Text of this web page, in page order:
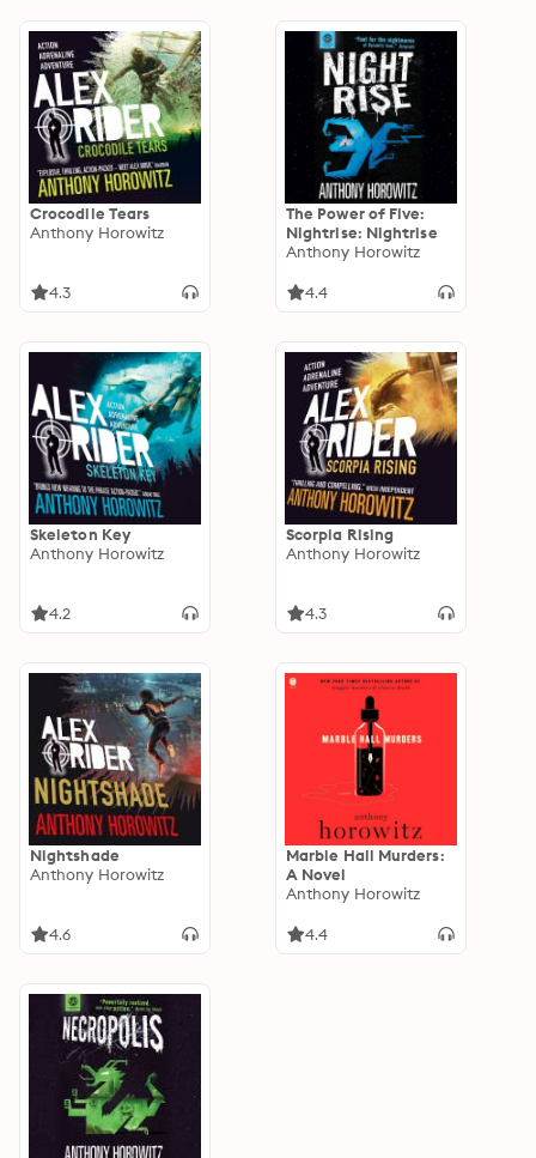
Crocodile Tears
Anthony Horowitz
4.3
The Power of Five:
Nightrise: Nightrise
Anthony Horowitz
4.4
Skeleton Key
Anthony Horowitz
4.2
Scorpia Rising
Anthony Horowitz
4.3
Nightshade
Anthony Horowitz
4.6
Marble Hall Murders:
A Novel
Anthony Horowitz
4.4